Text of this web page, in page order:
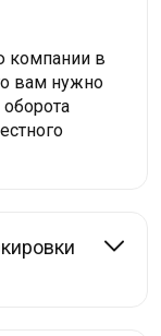
компании в
вам нужно